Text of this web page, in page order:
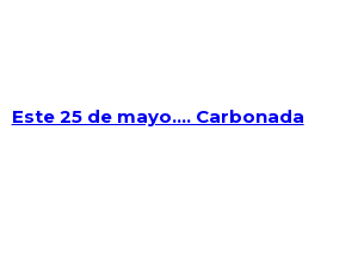
Este 25 de mayo…. Carbonada